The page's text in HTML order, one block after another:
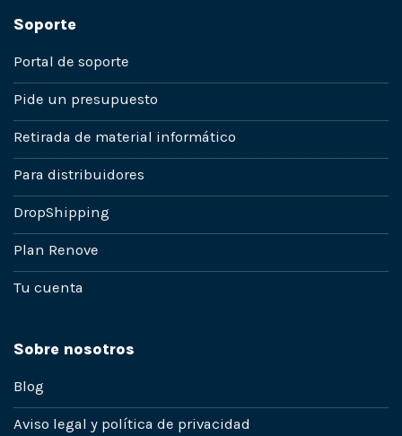
Soporte
Portal de soporte
Pide un presupuesto
Retirada de material informático
Para distribuidores
DropShipping
Plan Renove
Tu cuenta
Sobre nosotros
Blog
Aviso legal y política de privacidad